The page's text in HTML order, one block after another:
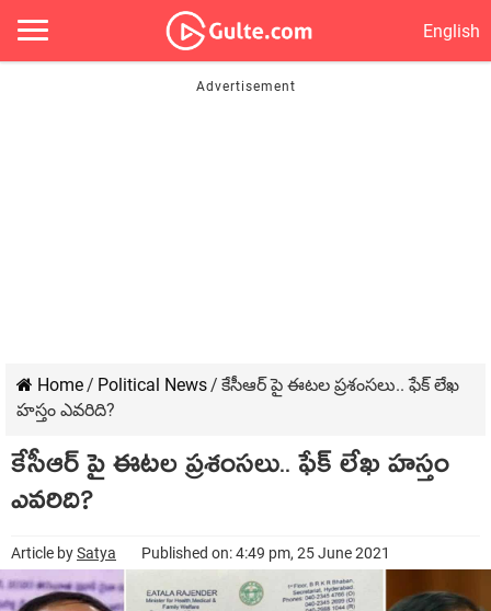
English
Home/ Political News/ కేసీఆర్ పై ఈటల ప్రశంసలు.. ఫేక్ లేఖ
హస్తం ఎవరిది?
కేసీఆర్ పై ఈటల ప్రశంసలు.. ఫేక్ లేఖ హస్తం
ఎవరిది?
Article bySatya Published on: 4:49 pm, 25 June 2021